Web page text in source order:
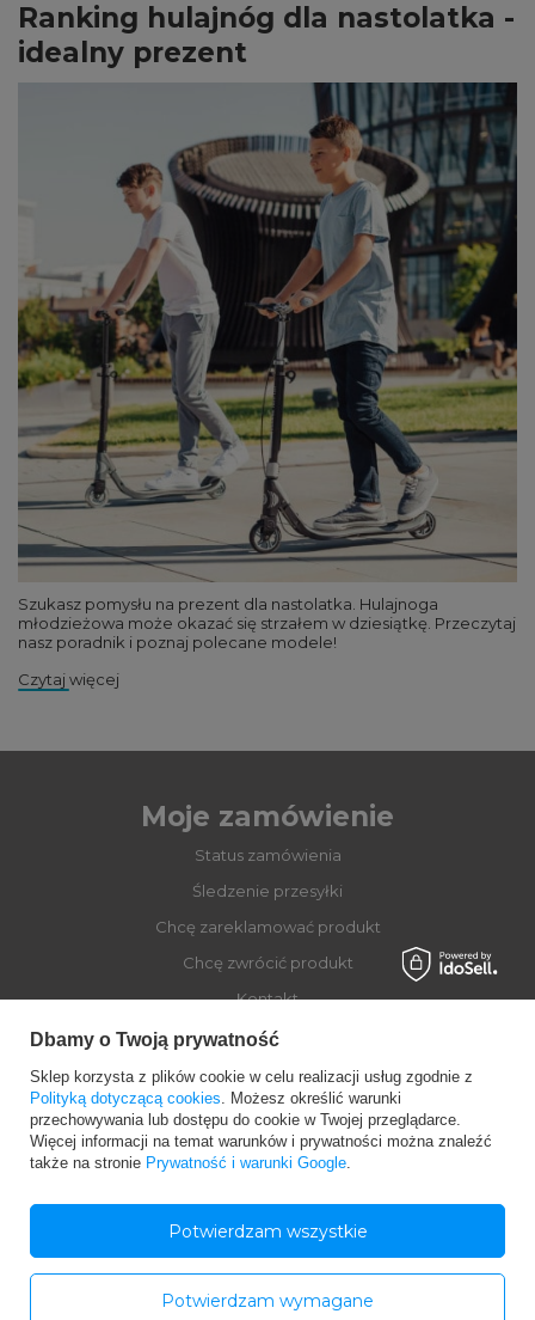
Ranking hulajnóg dla nastolatka -
idealny prezent
Szukasz pomysłu na prezent dla nastolatka. Hulajnoga
młodzieżowa może okazać się strzałem w dziesiątkę. Przeczytaj
nasz poradnik i poznaj polecane modele!
Czytaj więcej
Moje zamówienie
Status zamówienia
Śledzenie przesyłki
Chcę zareklamować produkt
Chcę zwrócić produkt
Kontakt
Moje konto
Regulaminy
Dołącz do Globber
Dbamy o Twoją prywatność
Sklep korzysta z plików cookie w celu realizacji usług zgodnie z
Polityką dotyczącą cookies. Możesz określić warunki
przechowywania lub dostępu do cookie w Twojej przeglądarce.
Więcej informacji na temat warunków i prywatności można znaleźć
także na stronie Prywatność i warunki Google.
Potwierdzam wymagane
Potwierdzam wszystkie